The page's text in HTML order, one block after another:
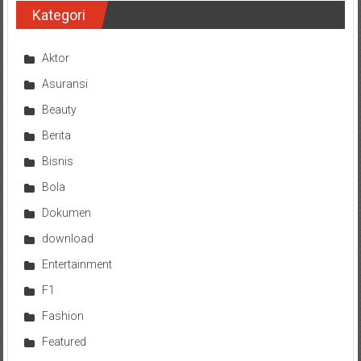
Kategori
Aktor
Asuransi
Beauty
Berita
Bisnis
Bola
Dokumen
download
Entertainment
F1
Fashion
Featured